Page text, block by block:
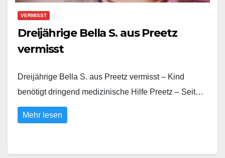
VERMISST
Dreijährige Bella S. aus Preetz
vermisst
Dreijährige Bella S. aus Preetz vermisst – Kind
benötigt dringend medizinische Hilfe Preetz – Seit…
Mehr lesen